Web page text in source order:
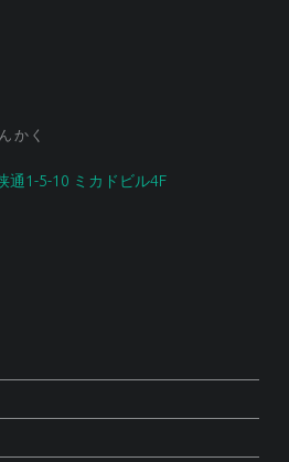
かく
通1-5-10 ミカドビル4F